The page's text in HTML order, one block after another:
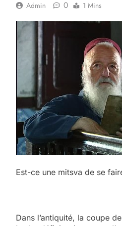
Admin 0 1 Mins
Est-ce une mitsva de se
Dans l’antiquité, la coupe